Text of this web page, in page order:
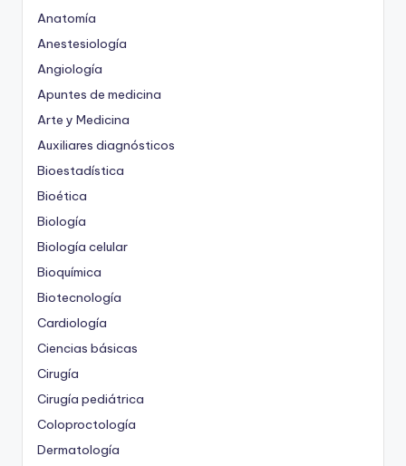
Anatomía
Anestesiología
Angiología
Apuntes de medicina
Arte y Medicina
Auxiliares diagnósticos
Bioestadística
Bioética
Biología
Biología celular
Bioquímica
Biotecnología
Cardiología
Ciencias básicas
Cirugía
Cirugía pediátrica
Coloproctología
Dermatología